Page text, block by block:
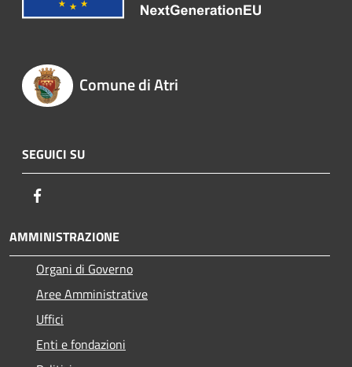
Comune di Atri
SEGUICI SU
AMMINISTRAZIONE
Organi di Governo
Aree Amministrative
Uffici
Enti e fondazioni